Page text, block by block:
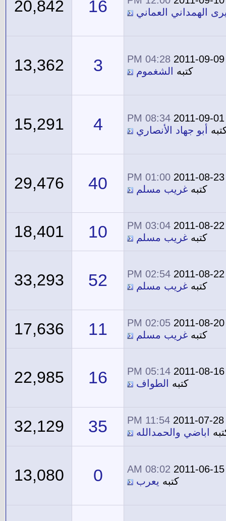
الهمداني العماني
16
20,842
2011-09-09
04:28 PM
كتبه
الشغموم 3
13,362
2011-09-01
08:34 PM
أبو جهاد الأنصاري 4
15,291
2011-08-23
01:00 PM
كتبه غريب مسلم 40
29,476
2011-08-22
03:04 PM
كتبه غريب مسلم 10
18,401
2011-08-22
02:54 PM
كتبه غريب مسلم 52
33,293
2011-08-20
02:05 PM
كتبه غريب مسلم 11
17,636
2011-08-16
05:14 PM
كتبه
الطواف 16
22,985
2011-07-28
11:54 PM
اباضي والحمدالله 35
32,129
2011-06-15
08:02 AM
كتبه يعرب 0
13,080